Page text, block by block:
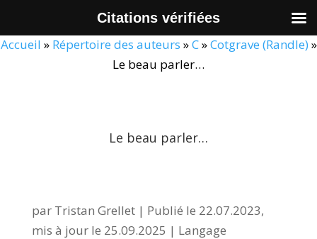
Accueil » Répertoire des auteurs »C»Cotgrave (Randle) »
Le beau parler…
Le beau parler…
par Tristan Grellet| Publié le 22.07.2023,
mis à jour le 25.09.2025 | Langage
Citations vérifiées